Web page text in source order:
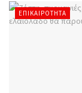
ΕΠΙΚΑΙΡΌΤΗΤΑ